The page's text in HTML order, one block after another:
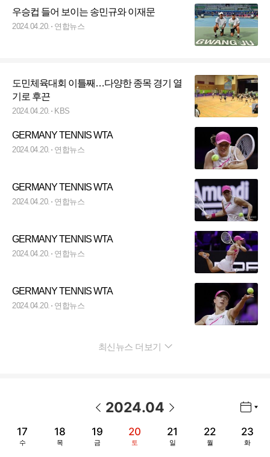
우승컵 들어 보이는 송민규와 이재문
2024.04.20. 연합뉴스
도민체육대회 이틀째…다양한 종목 경기 열
기로 후끈
2024.04.20. KBS
GERMANY TENNIS WTA
2024.04.20. 연합뉴스
GERMANY TENNIS WTA
2024.04.20. 연합뉴스
GERMANY TENNIS WTA
2024.04.20. 연합뉴스
GERMANY TENNIS WTA
2024.04.20. 연합뉴스
최신뉴스 더보기
2024.04
17
수
18
목
19
금
20
토
21
일
22
월
23
화